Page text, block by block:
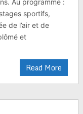
Au programme :
sportifs,
de l’air et de
et
Read More